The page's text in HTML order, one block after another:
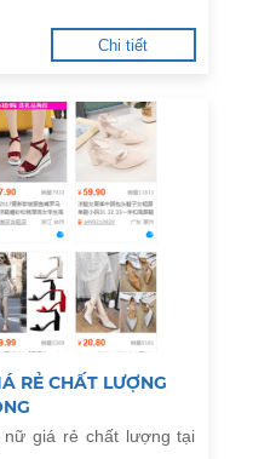
Chi tiết
RẺ CHẤT LƯỢNG
nữ giá rẻ chất lượng tại